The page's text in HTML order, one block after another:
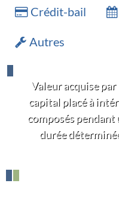
Crédit-bail
Autres
Valeur acquise par
capital placé à
composés pendant
durée